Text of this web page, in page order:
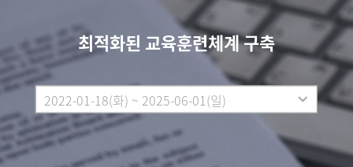
최적화된 교육훈련체계 구축